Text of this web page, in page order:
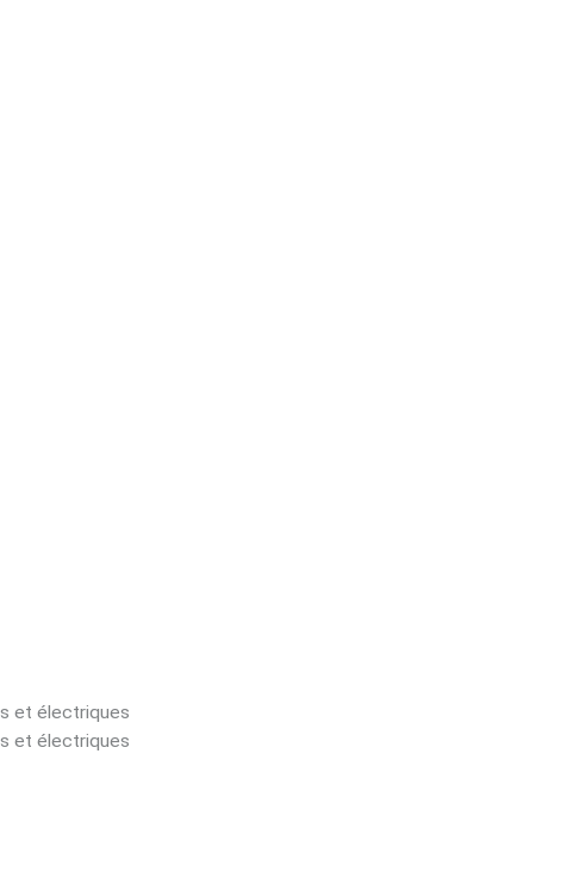
et électriques
et électriques